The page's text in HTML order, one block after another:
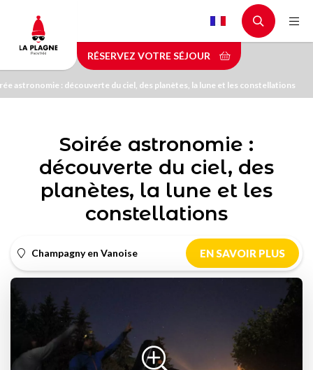
contenu
principal
RÉSERVEZ VOTRE SÉJOUR
astronomie : découverte du ciel, des planètes, la lune et les constellations
Soirée astronomie :
découverte du ciel, des
planètes, la lune et les
constellations
Champagny en Vanoise EN SAVOIR PLUS